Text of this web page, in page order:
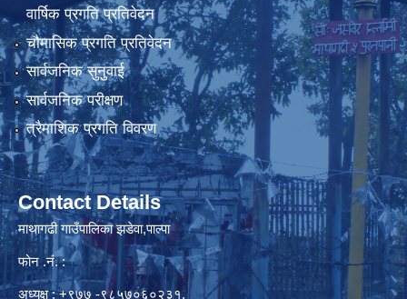
वार्षिक प्रगति प्रतिवेदन
चौमासिक प्रगति प्रतिवेदन
सार्वजनिक सुनुवाई
सार्वजनिक परीक्षण
त्रैमाशिक प्रगति विवरण
Contact Details
माथागढी गाउँपालिका झडेवा,पाल्पा
फोन .नं. :
अध्यक्ष : +९७७ -९८५७०६०२३१,